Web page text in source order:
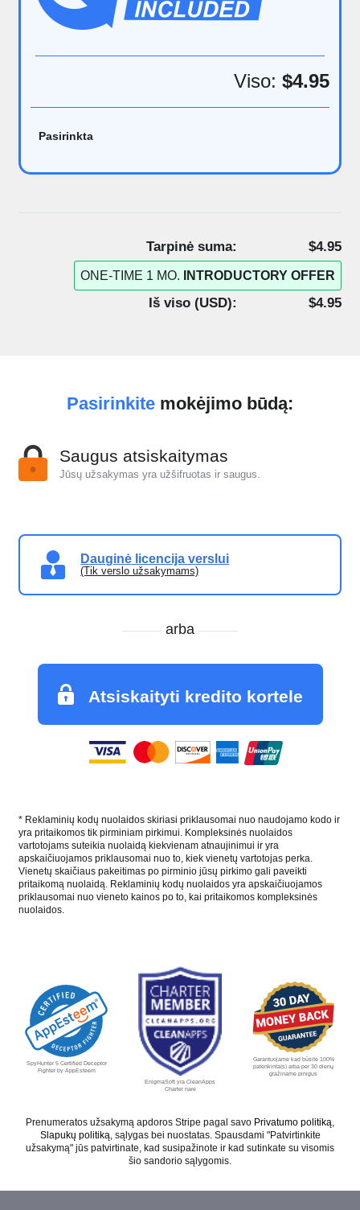
Pasirinkta
Viso: $4.95
Tarpinė suma: $4.95
ONE-TIME 1 MO. INTRODUCTORY OFFER
Iš viso (USD): $4.95
Pasirinkite mokėjimo būdą:
Saugus atsiskaitymas
Jūsų užsakymas yra užšifruotas ir saugus.
Dauginė licencija verslui
(Tik verslo užsakymams)
arba
Atsiskaityti kredito kortele
* Reklaminių kodų nuolaidos skiriasi priklausomai nuo naudojamo kodo ir
yra pritaikomos tik pirminiam pirkimui. Kompleksinės nuolaidos
vartotojams suteikia nuolaidą kiekvienam atnaujinimui ir yra
apskaičiuojamos priklausomai nuo to, kiek vienetų vartotojas perka.
Vienetų skaičiaus pakeitimas po pirminio jūsų pirkimo gali paveikti
pritaikomą nuolaidą. Reklaminių kodų nuolaidos yra apskaičiuojamos
priklausomai nuo vieneto kainos po to, kai pritaikomos kompleksinės
nuolaidos.
SpyHunter 5 Certified Deceptor
Fighter by AppEsteem
EnigmaSoft yra CleanApps
Charter narė
Garantuojame kad būsite 100%
patenkinta(s) arba per 30 dienų
gražiname pinigus
Prenumeratos užsakymą apdoros Stripe pagal savo Privatumo politiką,
Slapukų politiką, sąlygas bei nuostatas. Spausdami "Patvirtinkite
užsakymą" jūs patvirtinate, kad susipažinote ir kad sutinkate su visomis
šio sandorio sąlygomis.